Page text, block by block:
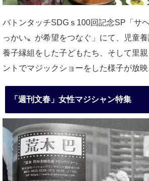
バトンタッチSDGｓ100回記念SP「サ
っかい〟が希望をつなぐ」にて、児童
養子縁組をした子どもたち、そして里
ントでマジックショーをした様子が放映
「週刊文春」女性マジシャン特集